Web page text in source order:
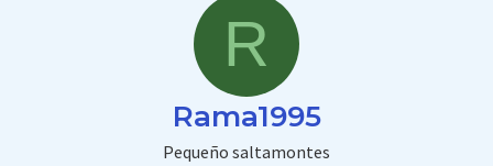
R
Rama1995
Pequeño saltamontes